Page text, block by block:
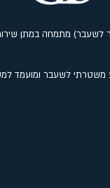
מתמחה במתן שירותי